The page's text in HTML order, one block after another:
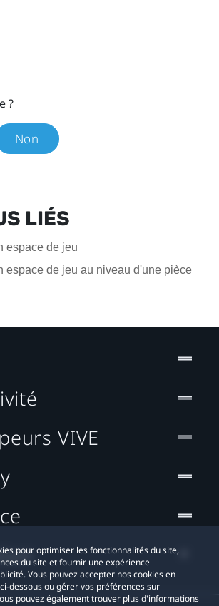
?
Non
LIÉS
espace de jeu
espace de jeu au niveau d'une pièce
pour optimiser les fonctionnalités du site,
du site et fournir une expérience
Vous pouvez accepter nos cookies en
dessous ou gérer vos préférences sur
pouvez également trouver plus d'informations
VIVE